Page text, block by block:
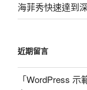
海菲秀快速達到
近期留言
「WordPress 示